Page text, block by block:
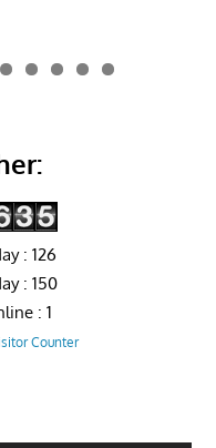
0 1 2
: 126
: 150
: 1
Counter